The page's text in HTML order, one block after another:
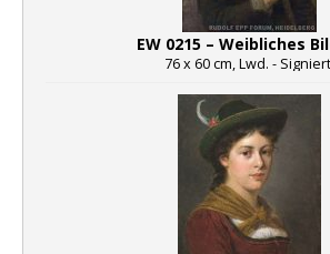
EW 0215 – Weibliches
76 x 60 cm, Lwd. -